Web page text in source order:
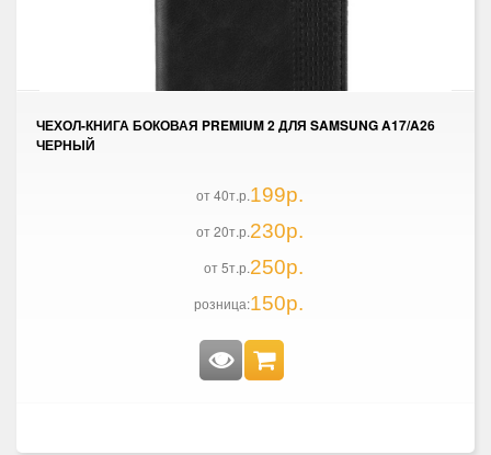
ЧЕХОЛ-КНИГА БОКОВАЯ PREMIUM 2 ДЛЯ SAMSUNG A17/A26
ЧЕРНЫЙ
от 40т.р.199р.
от 20т.р.230р.
от 5т.р.250р.
розница:150р.